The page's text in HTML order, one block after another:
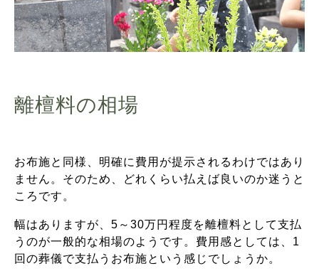
離檀料の相場
お布施と同様、明確に費用が提示されるわけではあり
ません。そのため、どれくらい払えば良いのか迷うと
ころです。
幅はありますが、5～30万円程度を離檀料として支払
うのが一般的な相場のようです。費用感としては、1
回の葬儀で支払うお布施という感じでしょうか。